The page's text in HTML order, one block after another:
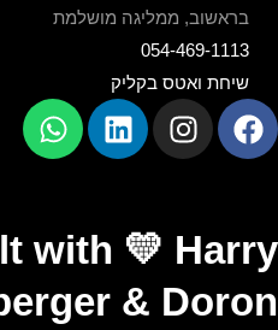
בראשוב, ממליגה מושלמת
054-469-1113
שיחת ואטס בקליק
with 💛 Harry
& Doron